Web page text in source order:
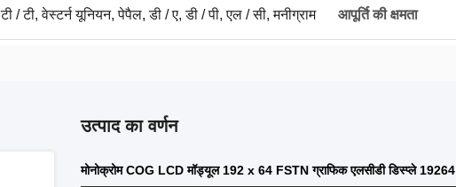
टी / टी, वेस्टर्न यूनियन, पेपैल, डी / ए, डी / पी, एल / सी, मनीग्राम आपूर्ति की क्षमता
उत्पाद का वर्णन
मोनोक्रोम COG LCD मॉड्यूल 192 x 64 FSTN ग्राफिक एलसीडी डिस्प्ले 19264